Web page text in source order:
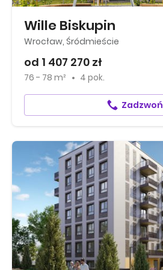
Wille Biskupin
Wrocław, Śródmieście
od 1 407 270 zł
76 - 78 m² 4 pok.
Zadzwoń